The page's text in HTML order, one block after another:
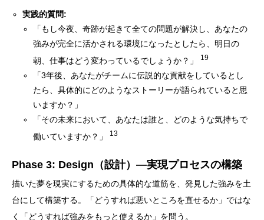
実践的質問:
「もし今夜、奇跡が起きて全ての問題が解決し、あなたの
強みが完全に活かされる環境になったとしたら、明日の
朝、仕事はどう変わっているでしょうか？」
19
「3年後、あなたがチームに伝説的な貢献をしているとし
たら、具体的にどのようなストーリーが語られていると思
いますか？」
「その未来において、あなたは誰と、どのような気持ちで
働いていますか？」
13
Phase 3: Design（設計）―実現プロセスの構築
描いた夢を現実にするための具体的な道筋を、発見した強みを土
台にして構築する。「どうすれば悪いところを直せるか」ではな
く「どうすれば強みをもっと使えるか」を問う。